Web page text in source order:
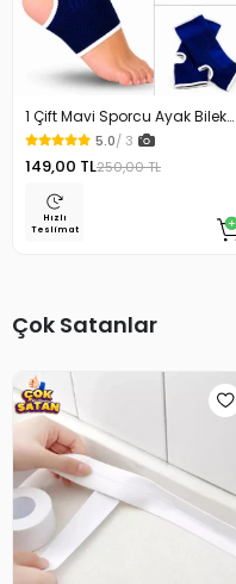
1 Çift Mavi Sporcu Ayak Bilek
Koruyucu Ağrı Bandajı Ayak
Bandajı Sporcu Bilekliği
5.0/ 3
149,00 TL250,00 TL
Hızlı
Teslimat
Çok Satanlar